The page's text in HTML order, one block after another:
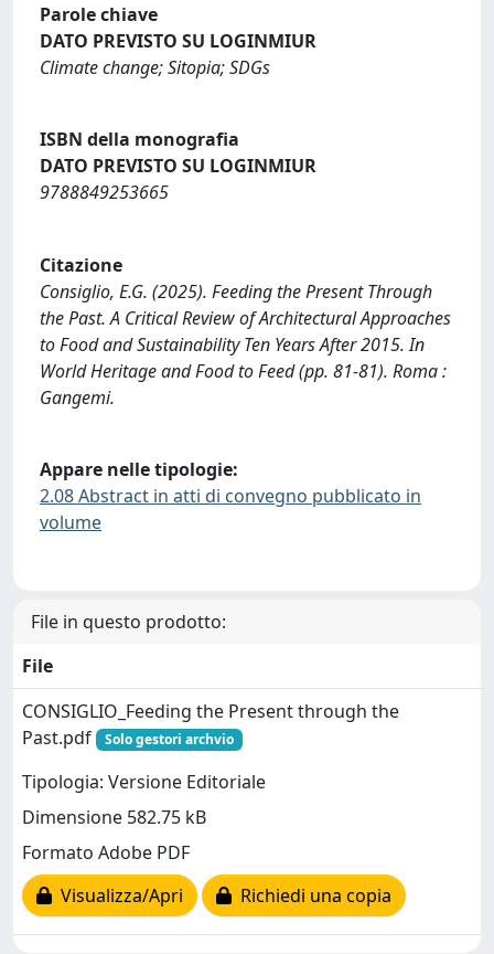
Parole chiave
DATO PREVISTO SU LOGINMIUR
Climate change; Sitopia; SDGs
ISBN della monografia
DATO PREVISTO SU LOGINMIUR
9788849253665
Citazione
Consiglio, E.G. (2025). Feeding the Present Through
the Past. A Critical Review of Architectural Approaches
to Food and Sustainability Ten Years After 2015. In
World Heritage and Food to Feed (pp. 81-81). Roma :
Gangemi.
Appare nelle tipologie:
2.08 Abstract in atti di convegno pubblicato in
volume
File in questo prodotto:
File
CONSIGLIO_Feeding the Present through the
Past.pdf
Solo gestori archvio
Tipologia: Versione Editoriale
Dimensione 582.75 kB
Formato Adobe PDF
Visualizza/Apri
Richiedi una copia